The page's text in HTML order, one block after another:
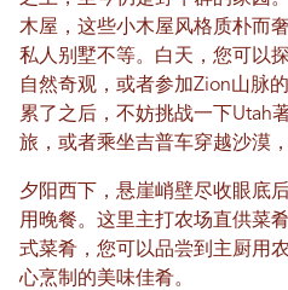
木屋，这些小木屋风格质朴而
私人别墅不等。白天，您可以
自然奇观，或者参加Zion山脉
累了之后，不妨挑战一下Utah
旅，或者乘坐吉普车穿越沙漠
夕阳西下，悬崖峭壁尽收眼底
用晚餐。这里主打农场直供菜
式菜肴，您可以品尝到主厨用
心烹制的美味佳肴。